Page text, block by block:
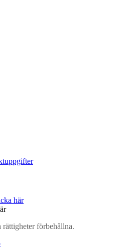
här
förbehållna.